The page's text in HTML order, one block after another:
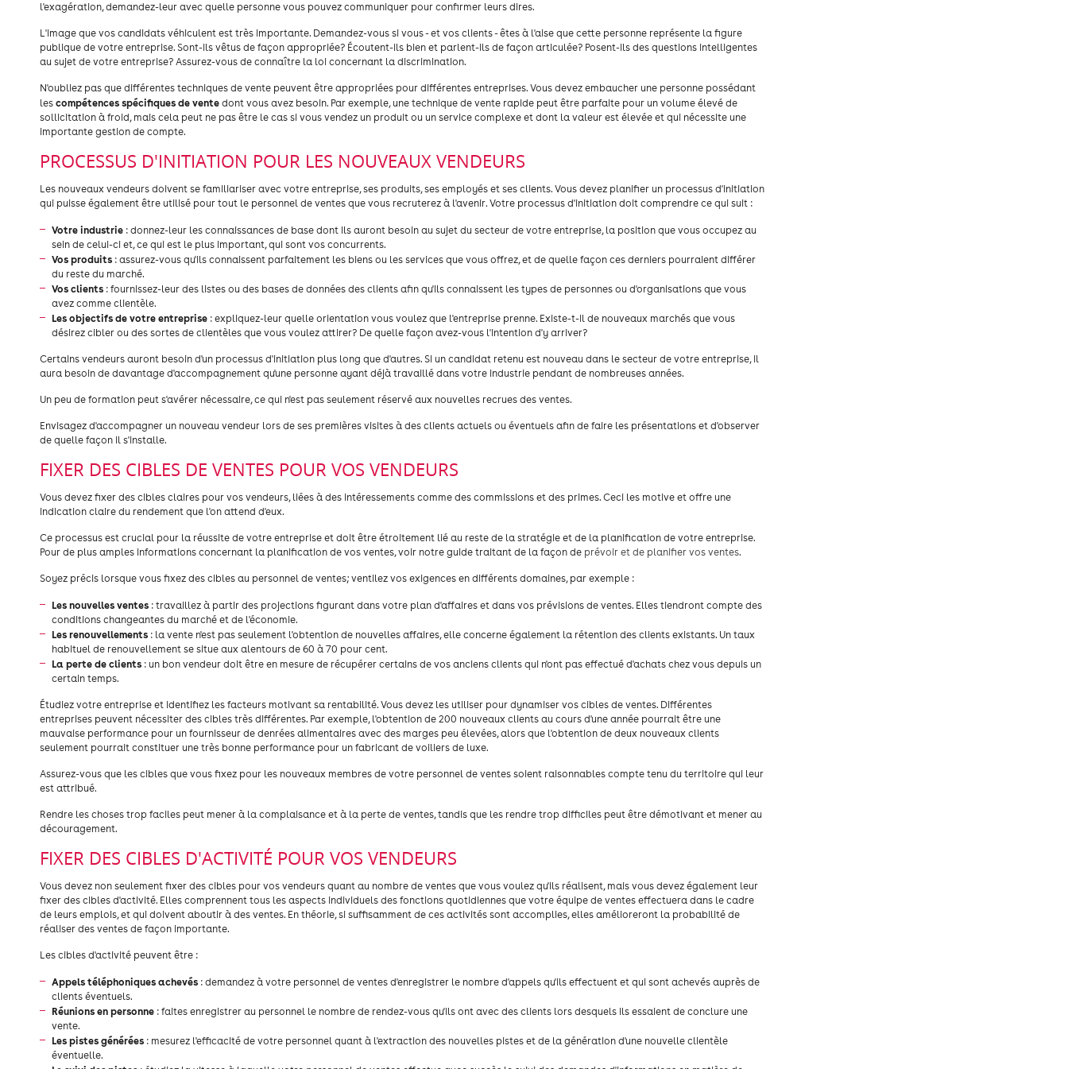
l'exagération, demandez-leur avec quelle personne vous pouvez communiquer pour confirmer leurs dires.
L'image que vos candidats véhiculent est très importante. Demandez-vous si vous - et vos clients - êtes à l'aise que cette personne représente la figure
publique de votre entreprise. Sont-ils vêtus de façon appropriée? Écoutent-ils bien et parlent-ils de façon articulée? Posent-ils des questions intelligentes
au sujet de votre entreprise? Assurez-vous de connaître la loi concernant la discrimination.
N'oubliez pas que différentes techniques de vente peuvent être appropriées pour différentes entreprises. Vous devez embaucher une personne possédant
les compétences spécifiques de vente dont vous avez besoin. Par exemple, une technique de vente rapide peut être parfaite pour un volume élevé de
sollicitation à froid, mais cela peut ne pas être le cas si vous vendez un produit ou un service complexe et dont la valeur est élevée et qui nécessite une
importante gestion de compte.
PROCESSUS D'INITIATION POUR LES NOUVEAUX VENDEURS
Les nouveaux vendeurs doivent se familiariser avec votre entreprise, ses produits, ses employés et ses clients. Vous devez planifier un processus d'initiation
qui puisse également être utilisé pour tout le personnel de ventes que vous recruterez à l'avenir. Votre processus d'initiation doit comprendre ce qui suit :
Votre industrie : donnez-leur les connaissances de base dont ils auront besoin au sujet du secteur de votre entreprise, la position que vous occupez au
sein de celui-ci et, ce qui est le plus important, qui sont vos concurrents.
Vos produits : assurez-vous qu'ils connaissent parfaitement les biens ou les services que vous offrez, et de quelle façon ces derniers pourraient différer
du reste du marché.
Vos clients : fournissez-leur des listes ou des bases de données des clients afin qu'ils connaissent les types de personnes ou d'organisations que vous
avez comme clientèle.
Les objectifs de votre entreprise : expliquez-leur quelle orientation vous voulez que l'entreprise prenne. Existe-t-il de nouveaux marchés que vous
désirez cibler ou des sortes de clientèles que vous voulez attirer? De quelle façon avez-vous l'intention d'y arriver?
Certains vendeurs auront besoin d'un processus d'initiation plus long que d'autres. Si un candidat retenu est nouveau dans le secteur de votre entreprise, il
aura besoin de davantage d'accompagnement qu'une personne ayant déjà travaillé dans votre industrie pendant de nombreuses années.
Un peu de formation peut s'avérer nécessaire, ce qui n'est pas seulement réservé aux nouvelles recrues des ventes.
Envisagez d'accompagner un nouveau vendeur lors de ses premières visites à des clients actuels ou éventuels afin de faire les présentations et d'observer
de quelle façon il s'installe.
FIXER DES CIBLES DE VENTES POUR VOS VENDEURS
Vous devez fixer des cibles claires pour vos vendeurs, liées à des intéressements comme des commissions et des primes. Ceci les motive et offre une
indication claire du rendement que l'on attend d'eux.
Ce processus est crucial pour la réussite de votre entreprise et doit être étroitement lié au reste de la stratégie et de la planification de votre entreprise.
Pour de plus amples informations concernant la planification de vos ventes, voir notre guide traitant de la façon de prévoir et de planifier vos ventes.
Soyez précis lorsque vous fixez des cibles au personnel de ventes; ventilez vos exigences en différents domaines, par exemple :
Les nouvelles ventes : travaillez à partir des projections figurant dans votre plan d'affaires et dans vos prévisions de ventes. Elles tiendront compte des
conditions changeantes du marché et de l'économie.
Les renouvellements : la vente n'est pas seulement l'obtention de nouvelles affaires, elle concerne également la rétention des clients existants. Un taux
habituel de renouvellement se situe aux alentours de 60 à 70 pour cent.
La perte de clients : un bon vendeur doit être en mesure de récupérer certains de vos anciens clients qui n'ont pas effectué d'achats chez vous depuis un
certain temps.
Étudiez votre entreprise et identifiez les facteurs motivant sa rentabilité. Vous devez les utiliser pour dynamiser vos cibles de ventes. Différentes
entreprises peuvent nécessiter des cibles très différentes. Par exemple, l'obtention de 200 nouveaux clients au cours d'une année pourrait être une
mauvaise performance pour un fournisseur de denrées alimentaires avec des marges peu élevées, alors que l'obtention de deux nouveaux clients
seulement pourrait constituer une très bonne performance pour un fabricant de voiliers de luxe.
Assurez-vous que les cibles que vous fixez pour les nouveaux membres de votre personnel de ventes soient raisonnables compte tenu du territoire qui leur
est attribué.
Rendre les choses trop faciles peut mener à la complaisance et à la perte de ventes, tandis que les rendre trop difficiles peut être démotivant et mener au
découragement.
FIXER DES CIBLES D'ACTIVITÉ POUR VOS VENDEURS
Vous devez non seulement fixer des cibles pour vos vendeurs quant au nombre de ventes que vous voulez qu'ils réalisent, mais vous devez également leur
fixer des cibles d'activité. Elles comprennent tous les aspects individuels des fonctions quotidiennes que votre équipe de ventes effectuera dans le cadre
de leurs emplois, et qui doivent aboutir à des ventes. En théorie, si suffisamment de ces activités sont accomplies, elles amélioreront la probabilité de
réaliser des ventes de façon importante.
Les cibles d'activité peuvent être :
Appels téléphoniques achevés : demandez à votre personnel de ventes d'enregistrer le nombre d'appels qu'ils effectuent et qui sont achevés auprès de
clients éventuels.
Réunions en personne : faites enregistrer au personnel le nombre de rendez-vous qu'ils ont avec des clients lors desquels ils essaient de conclure une
vente.
Les pistes générées : mesurez l'efficacité de votre personnel quant à l'extraction des nouvelles pistes et de la génération d'une nouvelle clientèle
éventuelle.